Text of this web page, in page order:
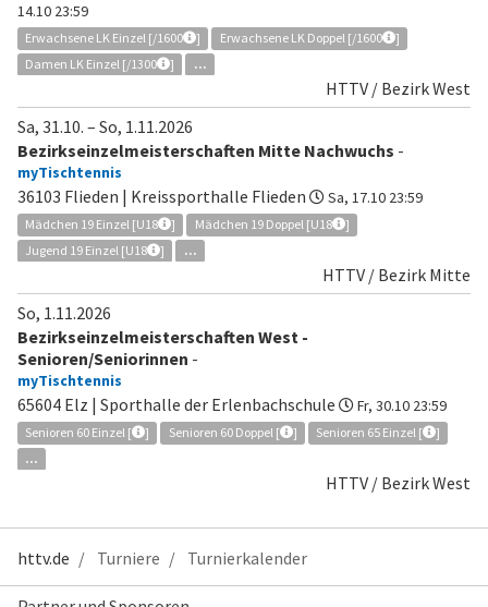
14.10 23:59
Erwachsene LK Einzel [/1600 ] Erwachsene LK Doppel [/1600
]
Damen LK Einzel [/1300
] ...
HTTV / Bezirk West
Sa, 31.10. – So, 1.11.2026
Bezirkseinzelmeisterschaften Mitte Nachwuchs -
myTischtennis
36103 Flieden | Kreissporthalle Flieden Sa, 17.10 23:59
Mädchen 19 Einzel [U18 ] Mädchen 19 Doppel [U18
]
Jugend 19 Einzel [U18
] ...
HTTV / Bezirk Mitte
So, 1.11.2026
Bezirkseinzelmeisterschaften West -
Senioren/Seniorinnen -
myTischtennis
65604 Elz | Sporthalle der Erlenbachschule Fr, 30.10 23:59
Senioren 60 Einzel [ ] Senioren 60 Doppel [ ] Senioren 65 Einzel [
]
...
HTTV / Bezirk West
httv.de Turniere Turnierkalender